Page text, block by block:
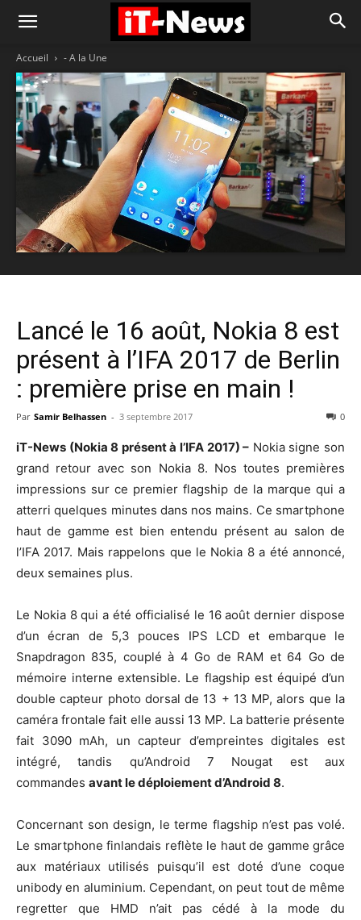
Accueil - A la Une
Lancé le 16 août, Nokia 8 est
présent à l’IFA 2017 de Berlin
: première prise en main !
Par Samir Belhassen - 3 septembre 2017 0
iT-News (Nokia 8 présent à l’IFA 2017) – Nokia signe son
grand retour avec son Nokia 8. Nos toutes premières
impressions sur ce premier flagship de la marque qui a
atterri quelques minutes dans nos mains. Ce smartphone
haut de gamme est bien entendu présent au salon de
l’IFA 2017. Mais rappelons que le Nokia 8 a été annoncé,
deux semaines plus.
Le Nokia 8 qui a été officialisé le 16 août dernier dispose
d’un écran de 5,3 pouces IPS LCD et embarque le
Snapdragon 835, couplé à 4 Go de RAM et 64 Go de
mémoire interne extensible. Le flagship est équipé d’un
double capteur photo dorsal de 13 + 13 MP, alors que la
caméra frontale fait elle aussi 13 MP. La batterie présente
fait 3090 mAh, un capteur d’empreintes digitales est
intégré, tandis qu’Android 7 Nougat est aux
commandes avant le déploiement d’Android 8.
Concernant son design, le terme flagship n’est pas volé.
Le smartphone finlandais reflète le haut de gamme grâce
aux matériaux utilisés puisqu’il est doté d’une coque
unibody en aluminium. Cependant, on peut tout de même
regretter que HMD n’ait pas cédé à la mode du